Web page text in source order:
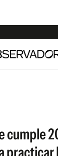
cumple
practicar